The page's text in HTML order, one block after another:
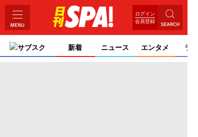
ログイン
会員登録
サブスク 新着 ニュース エンタメ ライ